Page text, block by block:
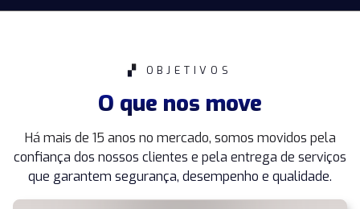
▞ OBJETIVOS
O que nos move
Há mais de 15 anos no mercado, somos movidos pela
confiança dos nossos clientes e pela entrega de serviços
que garantem segurança, desempenho e qualidade.